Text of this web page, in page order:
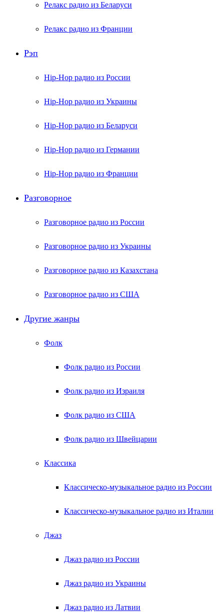
Релакс радио из Беларуси
Релакс радио из Франции
Рэп
Hip-Hop радио из России
Hip-Hop радио из Украины
Hip-Hop радио из Беларуси
Hip-Hop радио из Германии
Hip-Hop радио из Франции
Разговорное
Разговорное радио из России
Разговорное радио из Украины
Разговорное радио из Казахстана
Разговорное радио из США
Другие жанры
Фолк
Фолк радио из России
Фолк радио из Израиля
Фолк радио из США
Фолк радио из Швейцарии
Классика
Классическо-музыкальное радио из России
Классическо-музыкальное радио из Италии
Джаз
Джаз радио из России
Джаз радио из Украины
Джаз радио из Латвии